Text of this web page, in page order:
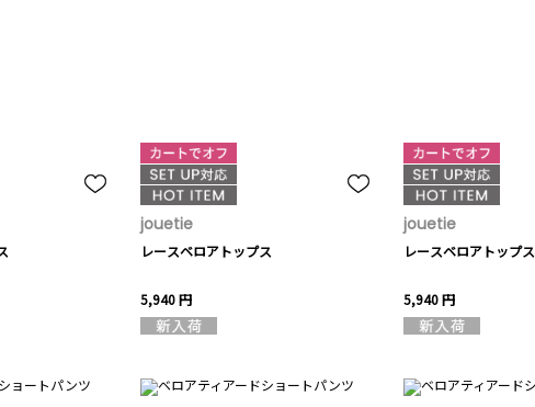
jouetie
レースベロアトップス
5,940 円
jouetie
レースベロアトップス
5,940 円